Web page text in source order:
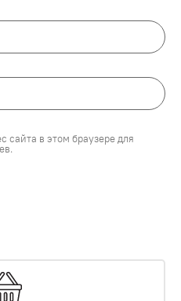
сайта в этом браузере для